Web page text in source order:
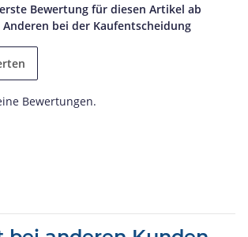
Bewertung für diesen Artikel ab
Anderen bei der Kaufentscheidung
Bewertungen.